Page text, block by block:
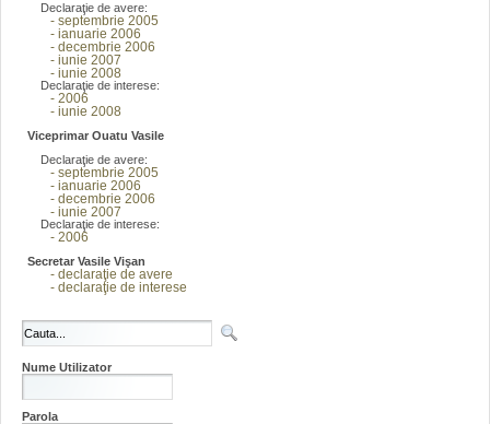
Declaraţie de avere:
- septembrie 2005
- ianuarie 2006
- decembrie 2006
- iunie 2007
- iunie 2008
Declaraţie de interese:
- 2006
- iunie 2008
Viceprimar Ouatu Vasile
Declaraţie de avere:
- septembrie 2005
- ianuarie 2006
- decembrie 2006
- iunie 2007
Declaraţie de interese:
- 2006
Secretar Vasile Vişan
- declaraţie de avere
- declaraţie de interese
Nume Utilizator
Parola